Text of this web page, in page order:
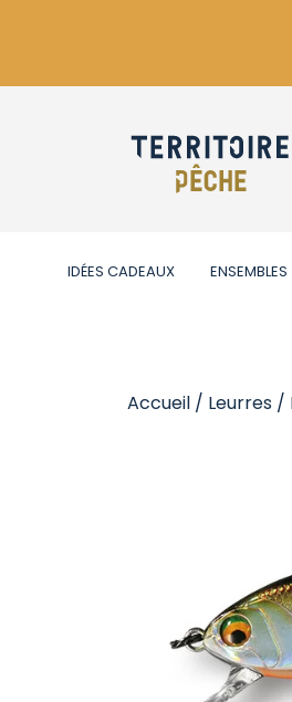
IDÉES CADEAUX ENSEMBLES
Accueil / Leurres /